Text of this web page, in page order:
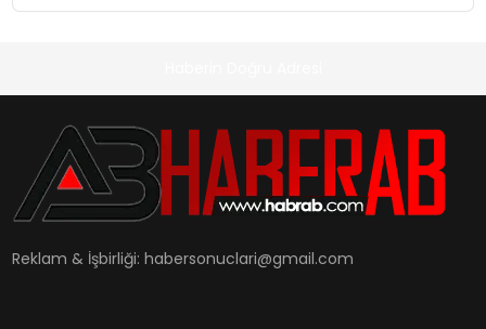
Reklam & İşbirliği:habersonuclari@gmail.com